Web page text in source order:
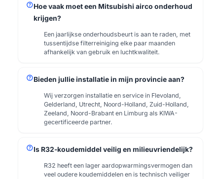
helpHoe vaak moet een Mitsubishi airco onderhoud
krijgen?
Een jaarlijkse onderhoudsbeurt is aan te raden, met
tussentijdse filterreiniging elke paar maanden
afhankelijk van gebruik en luchtkwaliteit.
helpBieden jullie installatie in mijn provincie aan?
Wij verzorgen installatie en service in Flevoland,
Gelderland, Utrecht, Noord-Holland, Zuid-Holland,
Zeeland, Noord-Brabant en Limburg als KIWA-
gecertificeerde partner.
helpIs R32-koudemiddel veilig en milieuvriendelijk?
R32 heeft een lager aardopwarmingsvermogen dan
veel oudere koudemiddelen en is technisch veiliger